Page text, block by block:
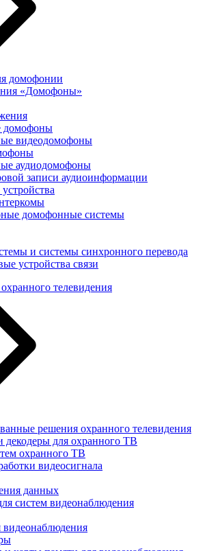
домофонии
«Домофоны»
домофоны
видеодомофоны
аудиодомофоны
записи аудиоинформации
домофонные системы
и системы синхронного перевода
устройства связи
телевидения
решения охранного телевидения
декодеры для охранного ТВ
охранного ТВ
видеосигнала
данных
систем видеонаблюдения